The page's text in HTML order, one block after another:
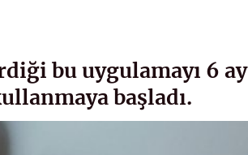
bu uygulamayı 6 ay
başladı.